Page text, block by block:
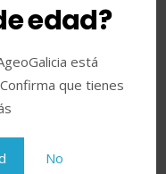
edad?
está
que tienes
No